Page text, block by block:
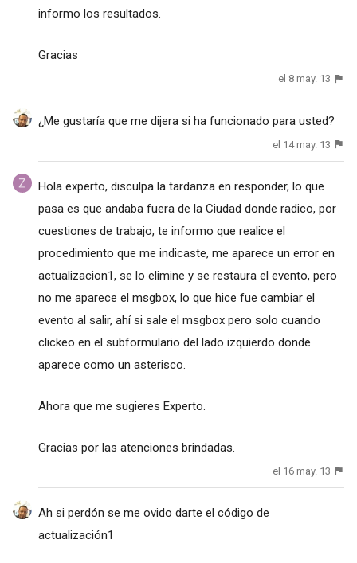
informo los resultados.
Gracias
el 8 may. 13
¿Me gustaría que me dijera si ha funcionado para usted?
el 14 may. 13
Hola experto, disculpa la tardanza en responder, lo que
pasa es que andaba fuera de la Ciudad donde radico, por
cuestiones de trabajo, te informo que realice el
procedimiento que me indicaste, me aparece un error en
actualizacion1, se lo elimine y se restaura el evento, pero
no me aparece el msgbox, lo que hice fue cambiar el
evento al salir, ahí si sale el msgbox pero solo cuando
clickeo en el subformulario del lado izquierdo donde
aparece como un asterisco.
Ahora que me sugieres Experto.
Gracias por las atenciones brindadas.
el 16 may. 13
Ah si perdón se me ovido darte el código de
actualización1